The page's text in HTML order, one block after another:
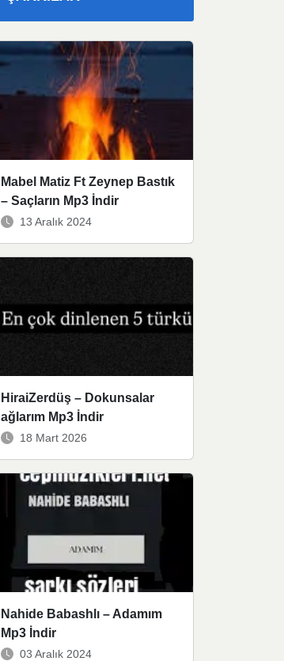
Mabel Matiz Ft Zeynep Bastık
– Saçların Mp3 İndir
13 Aralık 2024
HiraiZerdüş – Dokunsalar
ağlarım Mp3 İndir
18 Mart 2026
Nahide Babashlı – Adamım
Mp3 İndir
03 Aralık 2024